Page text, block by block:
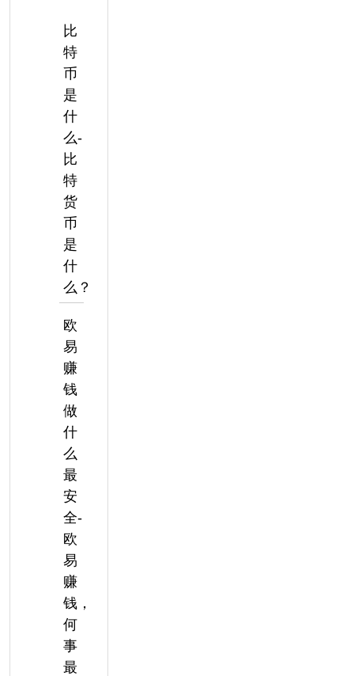
比
特
币
是
什
么-
比
特
货
币
是
什
么？
欧
易
赚
钱
做
什
么
最
安
全-
欧
易
赚
钱，
何
事
最